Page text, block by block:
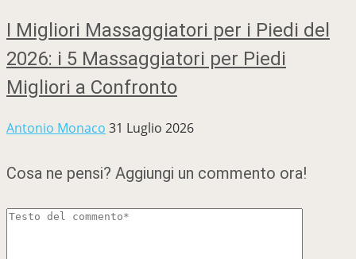
I Migliori Massaggiatori per i Piedi del
2026: i 5 Massaggiatori per Piedi
Migliori a Confronto
Antonio Monaco 31 Luglio 2026
Cosa ne pensi? Aggiungi un commento ora!